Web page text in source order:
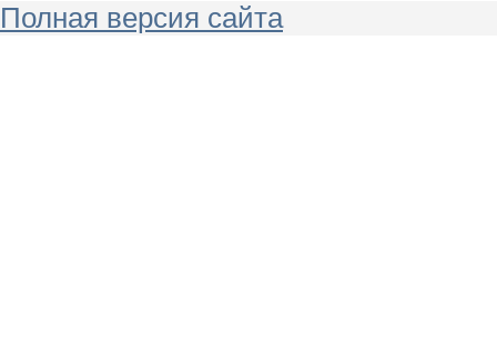
Полная версия сайта